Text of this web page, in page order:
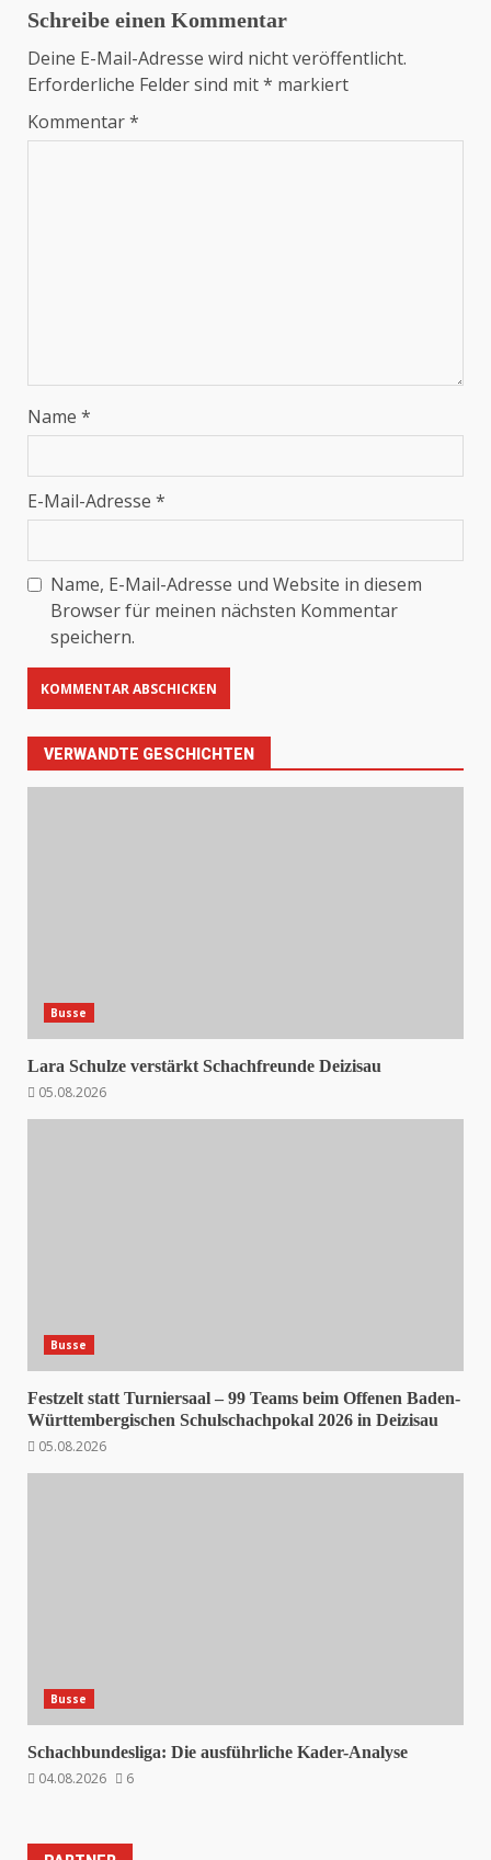
Schreibe einen Kommentar
Deine E-Mail-Adresse wird nicht veröffentlicht.
Erforderliche Felder sind mit* markiert
Kommentar*
Name *
E-Mail-Adresse *
Name, E-Mail-Adresse und Website in diesem
Browser für meinen nächsten Kommentar
speichern.
VERWANDTE GESCHICHTEN
Busse
Lara Schulze verstärkt Schachfreunde Deizisau
05.08.2026
Busse
Festzelt statt Turniersaal – 99 Teams beim Offenen Baden-
Württembergischen Schulschachpokal 2026 in Deizisau
05.08.2026
Busse
Schachbundesliga: Die ausführliche Kader-Analyse
04.08.2026
6